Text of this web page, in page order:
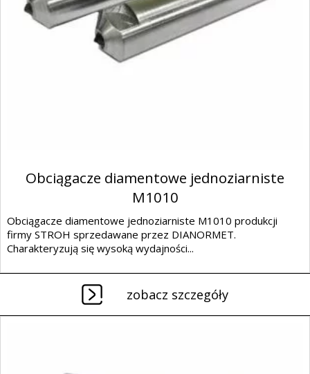
Obciągacze diamentowe jednoziarniste
M1010
Obciągacze diamentowe jednoziarniste M1010 produkcji
firmy STROH sprzedawane przez DIANORMET.
Charakteryzują się wysoką wydajności...
zobacz szczegóły